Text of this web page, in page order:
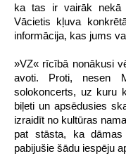
ka tas ir vairāk nekā
Vācietis kļuva
informācija, kas jums
»VZ« rīcībā nonākusi
avoti. Proti, nesen
solokoncerts, uz kuru
biļeti un apsēdusies
izraidīt no kultūras
pat stāsta, ka
pabijušie šādu iespēju